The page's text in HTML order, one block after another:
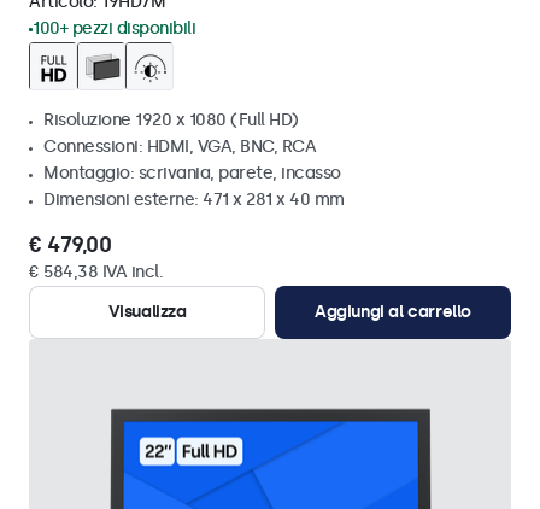
100+ pezzi disponibili
Risoluzione 1920 x 1080 (Full HD)
Connessioni: HDMI, VGA, BNC, RCA
Montaggio: scrivania, parete, incasso
Dimensioni esterne: 471 x 281 x 40 mm
€ 479,00
€ 584,38 IVA incl.
Visualizza
Aggiungi al carrello